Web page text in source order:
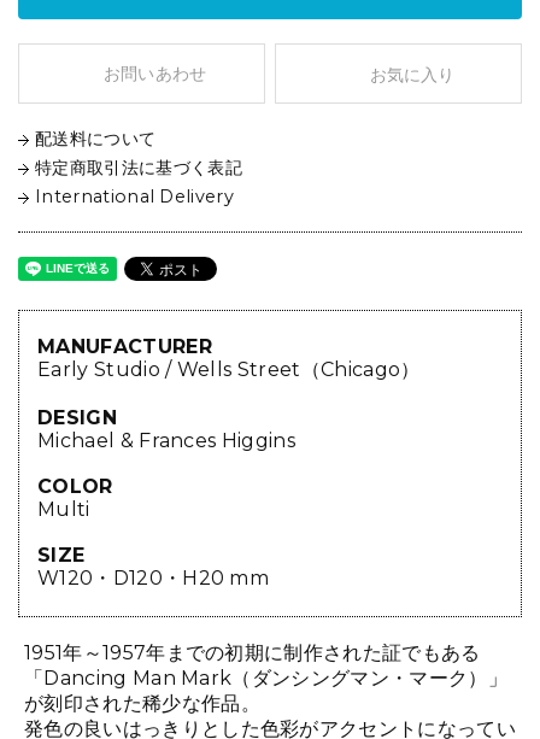
お問いあわせ お気に入り
配送料について
特定商取引法に基づく表記
International Delivery
MANUFACTURER
Early Studio / Wells Street（Chicago）
DESIGN
Michael & Frances Higgins
COLOR
Multi
SIZE
W120・D120・H20 mm
1951年～1957年までの初期に制作された証でもある
「Dancing Man Mark（ダンシングマン・マーク）」
が刻印された稀少な作品。
発色の良いはっきりとした色彩がアクセントになってい